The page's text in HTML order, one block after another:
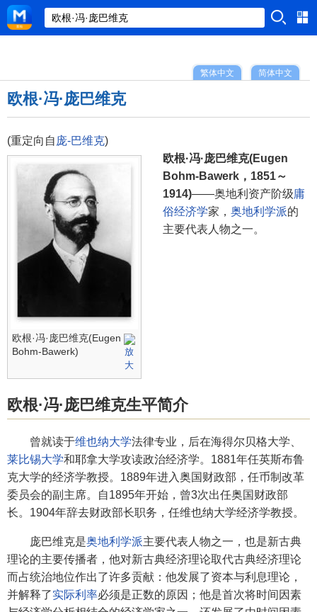
简体中文
繁体中文
欧根·冯·庞巴维克
(重定向自 庞-巴维克)
欧根·冯·庞巴维克(Eugen
Bohm-Bawerk)
欧根·冯·庞巴维克(Eugen
Bohm-Bawerk，1851～
1914)——奥地利资产阶级庸
俗经济学家，奥地利学派的
主要代表人物之一。
欧根·冯·庞巴维克生平简介
曾就读于维也纳大学法律专业，后在海得尔贝格大学、
莱比锡大学和耶拿大学攻读政治经济学。1881年任英斯布鲁
克大学的经济学教授。1889年进入奥国财政部，任币制改革
委员会的副主席。自1895年开始，曾3次出任奥国财政部
长。1904年辞去财政部长职务，任维也纳大学经济学教授。
庞巴维克是奥地利学派主要代表人物之一，也是新古典
理论的主要传播者，他对新古典经济理论取代古典经济理论
而占统治地位作出了许多贡献：他发展了资本与利息理论，
并解释了实际利率必须是正数的原因；他是首次将时间因素